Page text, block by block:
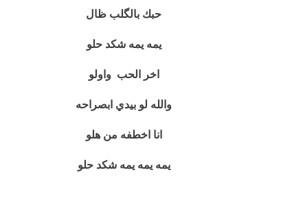
حبك بالگلب ظال
يمه يمه شكد حلو
اخر الحب واولو
والله لو بيدي ابصراحه
انا اخطفه من هلو
يمه يمه يمه شكد حلو